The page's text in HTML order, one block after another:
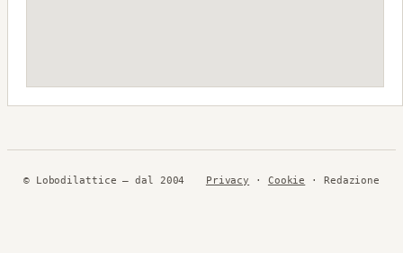
© Lobodilattice — dal 2004 Privacy · Cookie · Redazione